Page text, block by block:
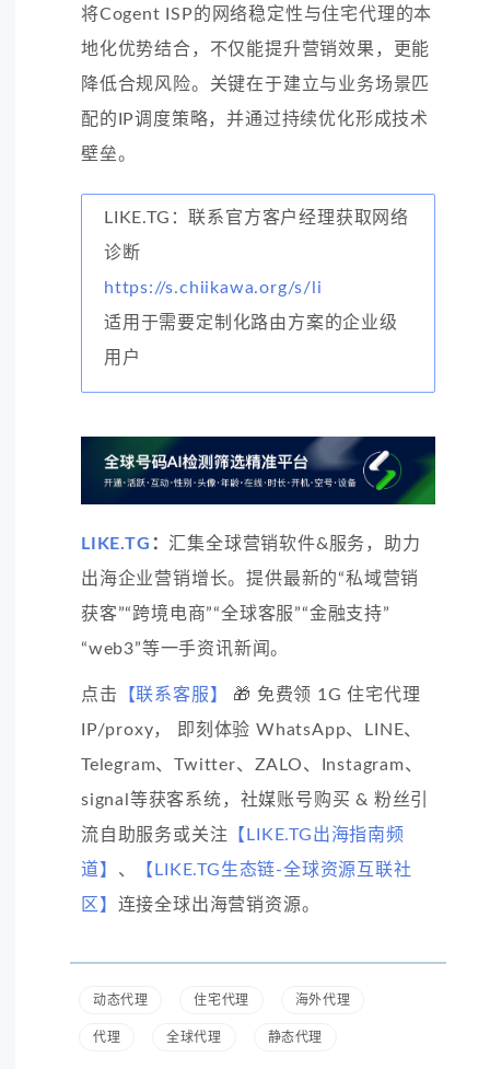
将Cogent ISP的网络稳定性与住宅代理的本
地化优势结合，不仅能提升营销效果，更能
降低合规风险。关键在于建立与业务场景匹
配的IP调度策略，并通过持续优化形成技术
壁垒。
LIKE.TG：联系官方客户经理获取网络
诊断
https://s.chiikawa.org/s/li
适用于需要定制化路由方案的企业级
用户
LIKE.TG ： 汇集全球营销软件&服务，助力
出海企业营销增长。提供最新的“私域营销
获客”“跨境电商”“全球客服”“金融支持”
“web3”等一手资讯新闻。
点击 【联系客服】
🎁 免费领 1G 住宅代理
IP/proxy， 即刻体验 WhatsApp、LINE、
Telegram、Twitter、ZALO、Instagram、
signal等获客系统，社媒账号购买 & 粉丝引
流自助服务或关注 【LIKE.TG出海指南频
道】 、
【LIKE.TG生态链-全球资源互联社
区】 连接全球出海营销资源。
动态代理 住宅代理 海外代理
代理 全球代理 静态代理